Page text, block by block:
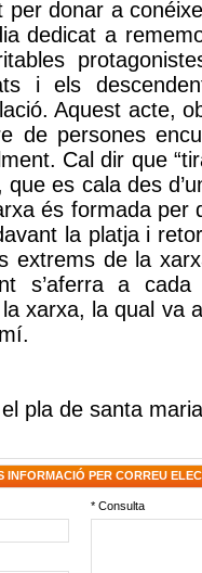
per donar a
dedicat a
i els
Aquest acte,
de persones
Cal dir que
que es cala des
és formada per
la platja i
extrems de la
s’aferra a
xarxa, la qual va
el pla de santa maria
INFORMACIÓ PER CORREU
* Consulta